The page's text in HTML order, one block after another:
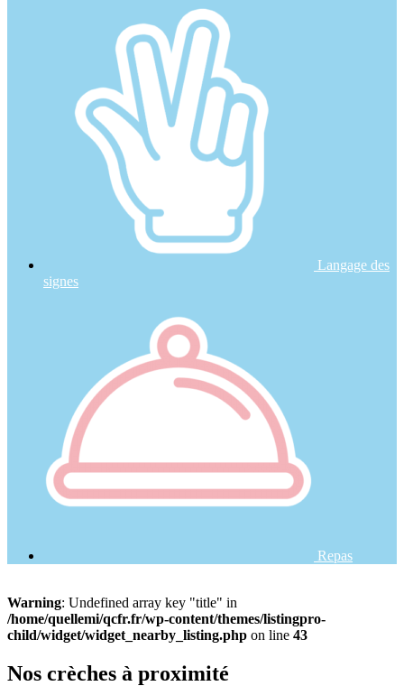
Langage des
signes
Repas
Warning: Undefined array key "title" in
/home/quellemi/qcfr.fr/wp-content/themes/listingpro-
child/widget/widget_nearby_listing.php on line 43
Nos crèches à proximité